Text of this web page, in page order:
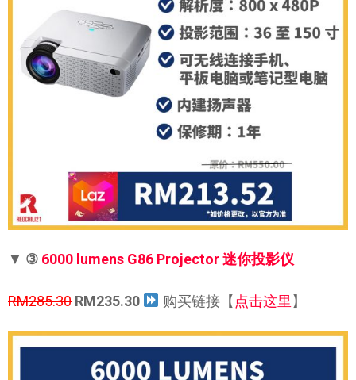
▼ ③ 6000 lumens G86 Projector 迷你投影仪
RM285.30 RM235.30 购买链接【点击这里】